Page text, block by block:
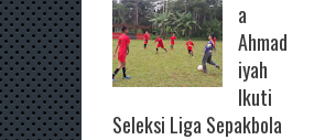
a
Ahmad
iyah
Ikuti
Seleksi Liga Sepakbola